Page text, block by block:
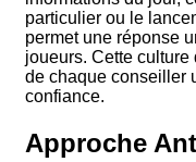
particulier ou le
permet une réponse
joueurs. Cette
de chaque conseiller
confiance.
Approche